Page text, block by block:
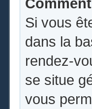
Si vous
dans la
rendez-
se situe
vous